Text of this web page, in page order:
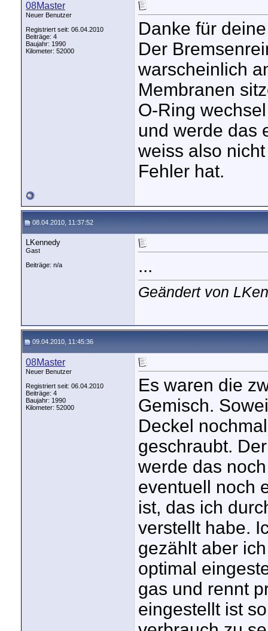
08Master
Neuer Benutzer
Registriert seit: 06.04.2010
Beiträge: 4
Baujahr: 1990
Kilometer: 52000
Danke für
Der
warscheinlich
Membranen
O-Ring
und werde das
weiss also
Fehler hat.
08.04.2010, 11:37:52
LKennedy
Gast
Beiträge: n/a
...
Geändert von
09.04.2010, 11:45:36
08Master
Neuer Benutzer
Registriert seit: 06.04.2010
Beiträge: 4
Baujahr: 1990
Kilometer: 52000
Es waren die
Gemisch.
Deckel
geschraubt.
werde das
eventuell noch
ist, das ich
verstellt habe.
gezählt aber
optimal
gas und rennt
eingestellt ist